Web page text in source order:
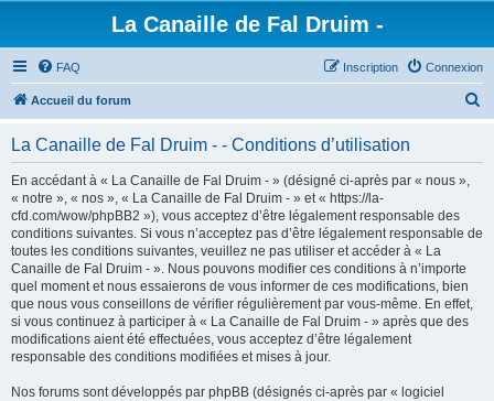
La Canaille de Fal Druim -
FAQ Connexion
Inscription
Accueil du forum
La Canaille de Fal Druim - - Conditions d’utilisation
En accédant à « La Canaille de Fal Druim - » (désigné ci-après par « nous »,
« notre », « nos », « La Canaille de Fal Druim - » et « https://la-
cfd.com/wow/phpBB2 »), vous acceptez d’être légalement responsable des
conditions suivantes. Si vous n’acceptez pas d’être légalement responsable de
toutes les conditions suivantes, veuillez ne pas utiliser et accéder à « La
Canaille de Fal Druim - ». Nous pouvons modifier ces conditions à n’importe
quel moment et nous essaierons de vous informer de ces modifications, bien
que nous vous conseillons de vérifier régulièrement par vous-même. En effet,
si vous continuez à participer à « La Canaille de Fal Druim - » après que des
modifications aient été effectuées, vous acceptez d’être légalement
responsable des conditions modifiées et mises à jour.
Nos forums sont développés par phpBB (désignés ci-après par « logiciel